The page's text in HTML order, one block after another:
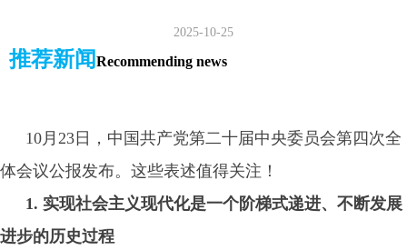
10月23日，中国共产党第二十届中央委员会第四次全
体会议公报发布。这些表述值得关注！
1. 实现社会主义现代化是一个阶梯式递进、不断发展
进步的历史过程
2025-10-25
推荐新闻 Recommending news